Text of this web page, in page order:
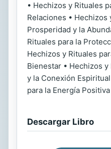
• Hechizos y Rituales
Relaciones • Hechizos
Prosperidad y la
Rituales para la
Hechizos y Rituales
Bienestar • Hechizos
y la Conexión
para la Energía
Descargar Libro